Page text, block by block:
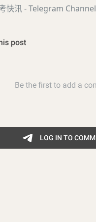
快讯 - Telegram Channel